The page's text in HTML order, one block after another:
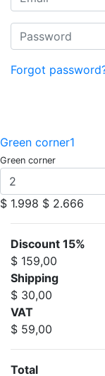
Forgot
Green corner1
Green corner
$ 1.998 $ 2.666
Discount 15%
$ 159,00
Shipping
$ 30,00
VAT
$ 59,00
Total